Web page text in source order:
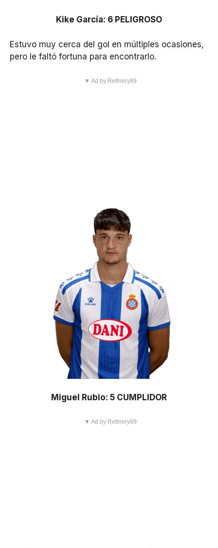
Kike García: 6 PELIGROSO
Estuvo muy cerca del gol en múltiples ocasiones,
pero le faltó fortuna para encontrarlo.
▼ Ad by Refinery89
Miguel Rubio: 5 CUMPLIDOR
▼ Ad by Refinery89